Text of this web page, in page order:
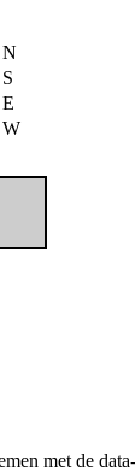
N
S
E
W
met de